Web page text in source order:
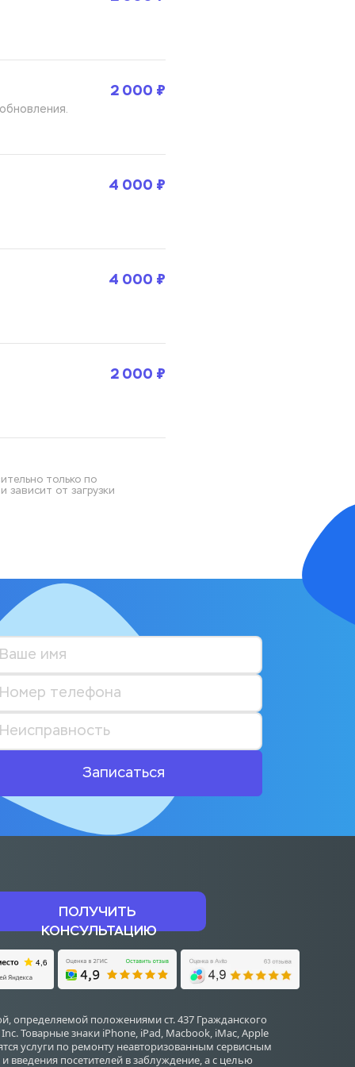
2 000 ₽
4 000 ₽
4 000 ₽
2 000 ₽
только по
зависит от загрузки
Записаться
определяемой положениями ст. 437 Гражданского
Товарные знаки iPhone, iPad, Macbook, iMac, Apple
услуги по ремонту неавторизованным сервисным
введения посетителей в заблуждение, а с целью
ПОЛУЧИТЬ
КОНСУЛЬТАЦИЮ